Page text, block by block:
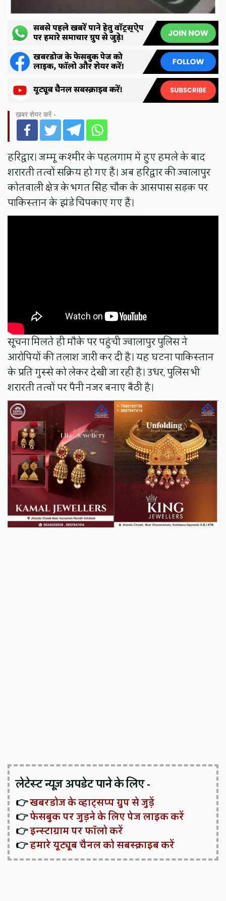
ख़बर शेयर करें -
हरिद्वार। जम्मू कश्मीर के पहलगाम में हुए हमले के बाद
शरारती तत्वों सक्रिय हो गए हैं। अब हरिद्वार की ज्वालापुर
कोतवाली क्षेत्र के भगत सिंह चौक के आसपास सड़क पर
पाकिस्तान के झंडे चिपकाए गए हैं।
सूचना मिलते ही मौके पर पहुंची ज्वालापुर पुलिस ने
आरोपियों की तलाश जारी कर दी है। यह घटना पाकिस्तान
के प्रति गुस्से को लेकर देखी जा रही है। उधर, पुलिस भी
शरारती तत्वों पर पैनी नजर बनाए बैठी है।
लेटेस्ट न्यूज़ अपडेट पाने के लिए -
👉खबरडोज के व्हाट्सप्प ग्रुप से जुड़ें
👉फेसबुक पर जुड़ने के लिए पेज लाइक करें
👉इन्स्टाग्राम पर फॉलो करें
👉हमारे यूट्यूब चैनल को सबस्क्राइब करें